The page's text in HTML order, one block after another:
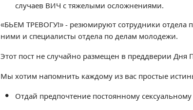
случаев ВИЧ с тяжелыми осложнениями.
«БЬЕМ ТРЕВОГУ!» - резюмируют сотрудники отдела
ними и специалисты отдела по делам молодежи.
Этот пост не случайно размещен в преддверии
Мы хотим напомнить каждому из вас простые
Отдай предпочтение постоянному